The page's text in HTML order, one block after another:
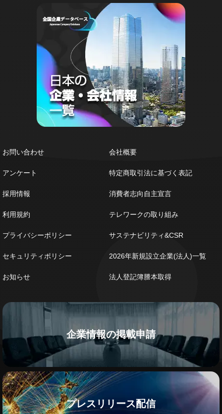
お問い合わせ
アンケート
採用情報
利用規約
プライバシーポリシー
セキュリティポリシー
お知らせ
会社概要
特定商取引法に基づく表記
消費者志向自主宣言
テレワークの取り組み
サステナビリティ&CSR
2026年新規設立企業(法人)一覧
法人登記簿謄本取得
企業情報の掲載申請
プレスリリース配信